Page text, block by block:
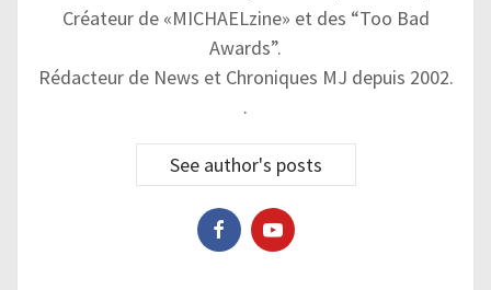
Créateur de «MICHAELzine» et des “Too Bad
Awards”.
Rédacteur de News et Chroniques MJ depuis 2002.
.
See author's posts